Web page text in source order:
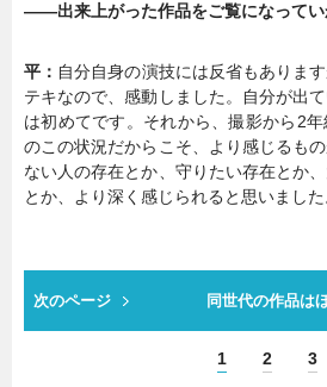
――出来上がった作品をご覧になってい
平： 自分自身の演技には反省もありま
テキなので、感動しました。自分が出
は初めてです。それから、撮影から2
のこの状況だからこそ、より感じるも
ない人の存在とか、守りたい存在とか
とか、より深く感じられると思いました
次のページ 同世代の作品は
1 2 3